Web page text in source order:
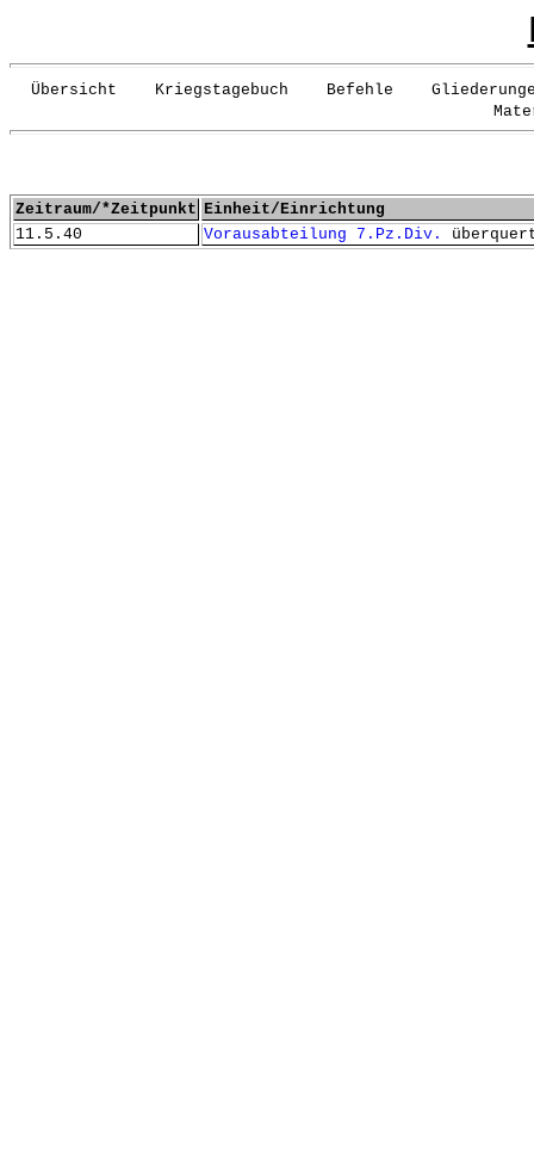
Übersicht Kriegstagebuch Befehle
Zeitraum/*Zeitpunkt Einheit/Einrichtung
11.5.40
Vorausabteilung 7.Pz.Div.